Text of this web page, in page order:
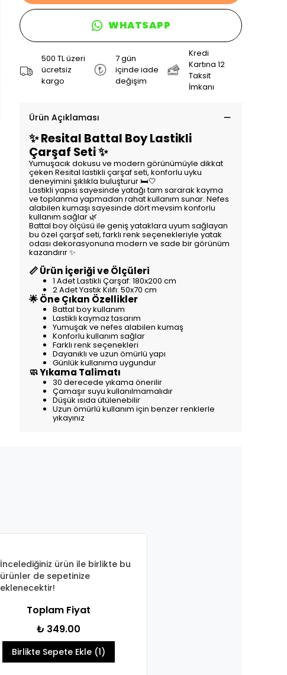
WHATSAPP
500 TL üzeri
ücretsiz
kargo
7 gün
içinde iade
değişim
Kredi
Kartına 12
Taksit
İmkanı
Ürün Açıklaması
✨ Resital Battal Boy Lastikli
Çarşaf Seti ✨
Yumuşacık dokusu ve modern görünümüyle dikkat
çeken Resital lastikli çarşaf seti, konforlu uyku
deneyimini şıklıkla buluşturur 🛏️🤍
Lastikli yapısı sayesinde yatağı tam sararak kayma
ve toplanma yapmadan rahat kullanım sunar. Nefes
alabilen kumaşı sayesinde dört mevsim konforlu
kullanım sağlar 🌿
Battal boy ölçüsü ile geniş yataklara uyum sağlayan
bu özel çarşaf seti, farklı renk seçenekleriyle yatak
odası dekorasyonuna modern ve sade bir görünüm
kazandırır ✨
📏 Ürün İçeriği ve Ölçüleri
1 Adet Lastikli Çarşaf: 180x200 cm
2 Adet Yastık Kılıfı: 50x70 cm
🌟 Öne Çıkan Özellikler
Battal boy kullanım
Lastikli kaymaz tasarım
Yumuşak ve nefes alabilen kumaş
Konforlu kullanım sağlar
Farklı renk seçenekleri
Dayanıklı ve uzun ömürlü yapı
Günlük kullanıma uygundur
🧼 Yıkama Talimatı
30 derecede yıkama önerilir
Çamaşır suyu kullanılmamalıdır
Düşük ısıda ütülenebilir
Uzun ömürlü kullanım için benzer renklerle
yıkayınız
İncelediğiniz ürün ile birlikte bu
ürünler de sepetinize
eklenecektir!
Toplam Fiyat
₺ 349.00
Birlikte Sepete Ekle (1)